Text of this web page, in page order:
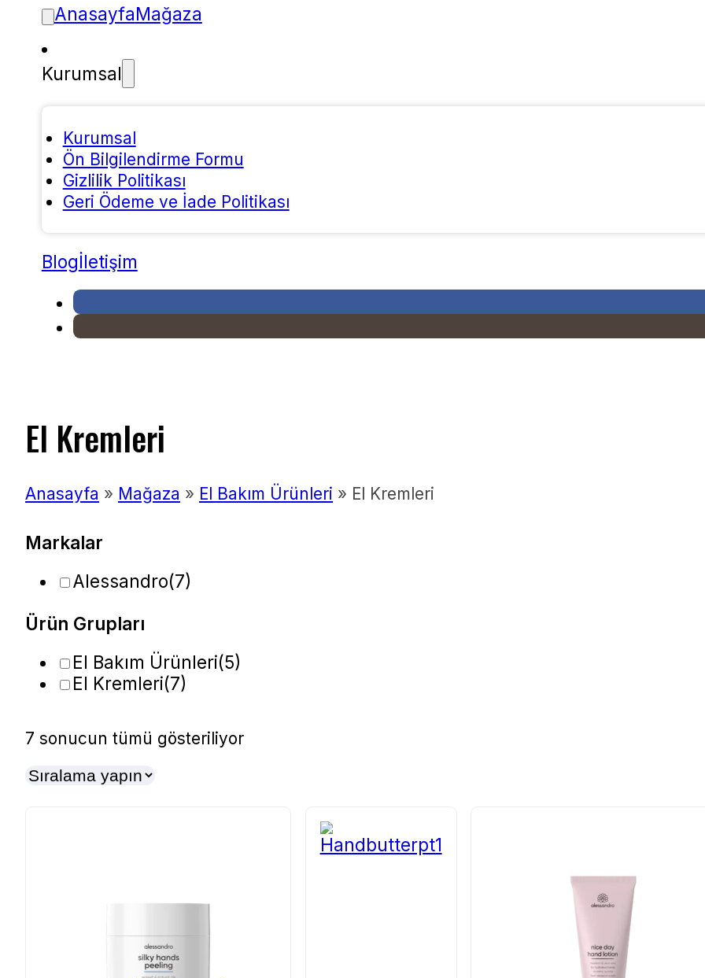
AnasayfaMağaza
Kurumsal
Kurumsal
Ön Bilgilendirme Formu
Gizlilik Politikası
Geri Ödeme ve İade Politikası
Blogİletişim
El Kremleri
Anasayfa » Mağaza » El Bakım Ürünleri » El Kremleri
Markalar
Alessandro(7)
Ürün Grupları
El Bakım Ürünleri(5)
El Kremleri(7)
7 sonucun tümü gösteriliyor